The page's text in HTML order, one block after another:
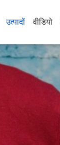
उत्पादों वीडियो